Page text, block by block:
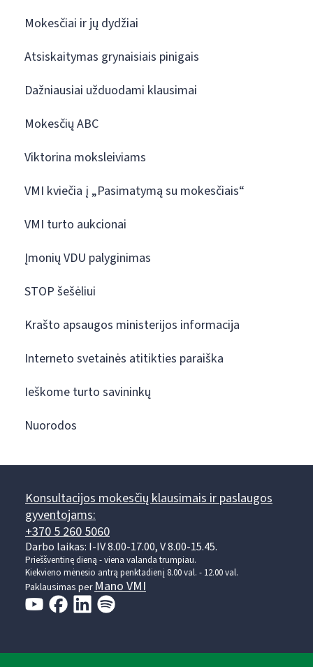
Mokesčiai ir jų dydžiai
Atsiskaitymas grynaisiais pinigais
Dažniausiai užduodami klausimai
Mokesčių ABC
Viktorina moksleiviams
VMI kviečia į „Pasimatymą su mokesčiais“
VMI turto aukcionai
Įmonių VDU palyginimas
STOP šešėliui
Krašto apsaugos ministerijos informacija
Interneto svetainės atitikties paraiška
Ieškome turto savininkų
Nuorodos
Konsultacijos mokesčių klausimais ir paslaugos
gyventojams:
+370 5 260 5060
Darbo laikas: I-IV 8.00-17.00, V 8.00-15.45.
Prieššventinę dieną - viena valanda trumpiau.
Kiekvieno mėnesio antrą penktadienį 8.00 val. - 12.00 val.
Paklausimas per Mano VMI